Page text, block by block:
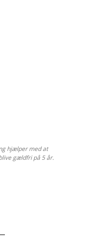
hjælper med at
gældfri på 5 år.